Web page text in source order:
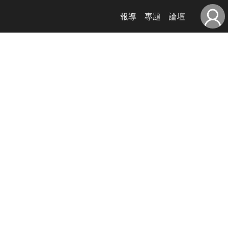
報導 專題 論壇